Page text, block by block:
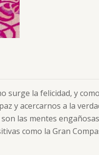
surge la felicidad, y
y acercarnos a la
las mentes
como la Gran